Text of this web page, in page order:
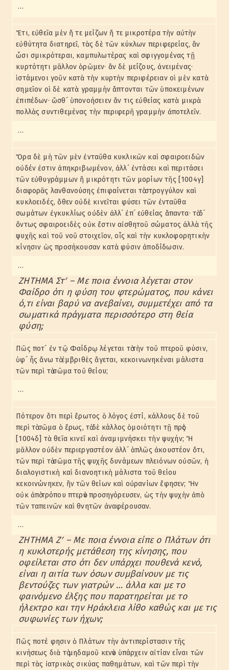
…
Ἔτι, εὐθεῖα μὲν ἥ τε μείζων ἥ τε μικροτέρα τὴν αὐτὴν
εὐθύτητα διατηρεῖ, τὰς δὲ τῶν κύκλων περιφερείας, ἂν
ὦσι σμικρότεραι, καμπυλωτέρας καὶ σφιγγομένας τῇ
κυρτότητι μᾶλλον ὁρῶμεν· ἂν δὲ μείζους, ἀνειμένας·
ἱστάμενοι γοῦν κατὰ τὴν κυρτὴν περιφέρειαν οἱ μὲν κατὰ
σημεῖον οἱ δὲ κατὰ γραμμὴν ἅπτονται τῶν ὑποκειμένων
ἐπιπέδων· ὥσθ´ ὑπονοήσειεν ἄν τις εὐθείας κατὰ μικρὰ
πολλὰς συντιθεμένας τὴν περιφερῆ γραμμὴν ἀποτελεῖν.
…
Ὅρα δὲ μὴ τῶν μὲν ἐνταῦθα κυκλικῶν καὶ σφαιροειδῶν
οὐδέν ἐστιν ἀπηκριβωμένον, ἀλλ´ ἐντάσει καὶ περιτάσει
τῶν εὐθυγράμμων ἢ μικρότητι τῶν μορίων τῆς [1004γ]
διαφορᾶς λανθανούσης ἐπιφαίνεται τὸ στρογγύλον καὶ
κυκλοειδές, ὅθεν οὐδὲ κινεῖται φύσει τῶν ἐνταῦθα
σωμάτων ἐγκυκλίως οὐδὲν ἀλλ´ ἐπ´ εὐθείας ἅπαντα· τὸ δ´
ὄντως σφαιροειδὲς οὐκ ἔστιν αἰσθητοῦ σώματος ἀλλὰ τῆς
ψυχῆς καὶ τοῦ νοῦ στοιχεῖον, οἷς καὶ τὴν κυκλοφορητικὴν
κίνησιν ὡς προσήκουσαν κατὰ φύσιν ἀποδίδωσιν.
…
ΖΗΤΗΜΑ Στʹ – Με ποια έννοια λέγεται στον
Φαίδρο ότι η φύση του φτερώματος, που κάνει
ό,τι είναι βαρύ να ανεβαίνει, συμμετέχει από τα
σωματικά πράγματα περισσότερο στη θεία
φύση;
Πῶς ποτ´ ἐν τῷ Φαίδρῳ λέγεται τὸ τὴν τοῦ πτεροῦ φύσιν,
ὑφ´ ἧς ἄνω τὸ ἐμβριθὲς ἄγεται, κεκοινωνηκέναι μάλιστα
τῶν περὶ τὸ σῶμα τοῦ θείου;
…
Πότερον ὅτι περὶ ἔρωτος ὁ λόγος ἐστί, κάλλους δὲ τοῦ
περὶ τὸ σῶμα ὁ ἔρως, τὸ δὲ κάλλος ὁμοιότητι τῇ πρὸς
[1004δ] τὰ θεῖα κινεῖ καὶ ἀναμιμνήσκει τὴν ψυχήν; Ἢ
μᾶλλον οὐδὲν περιεργαστέον ἀλλ´ ἁπλῶς ἀκουστέον ὅτι,
τῶν περὶ τὸ σῶμα τῆς ψυχῆς δυνάμεων πλειόνων οὐσῶν, ἡ
διαλογιστικὴ καὶ διανοητικὴ μάλιστα τοῦ θείου
κεκοινώνηκεν, ἣν τῶν θείων καὶ οὐρανίων ἔφησεν; Ἣν
οὐκ ἀπὸ τρόπου πτερὸν προσηγόρευσεν, ὡς τὴν ψυχὴν ἀπὸ
τῶν ταπεινῶν καὶ θνητῶν ἀναφέρουσαν.
…
ΖΗΤΗΜΑ Ζʹ – Με ποια έννοια είπε ο Πλάτων ότι
η κυκλοτερής μετάθεση της κίνησης, που
οφείλεται στο ότι δεν υπάρχει πουθενά κενό,
είναι η αιτία των όσων συμβαίνουν με τις
βεντούζες των γιατρών … άλλα και με το
φαινόμενο έλξης που παρατηρείται με το
ήλεκτρο και την Ηράκλεια λίθο καθώς και με τις
συφωνίες των ήχων;
Πῶς ποτέ φησιν ὁ Πλάτων τὴν ἀντιπερίστασιν τῆς
κινήσεως διὰ τὸ μηδαμοῦ κενὸν ὑπάρχειν αἰτίαν εἶναι τῶν
περὶ τὰς ἰατρικὰς σικύας παθημάτων, καὶ τῶν περὶ τὴν